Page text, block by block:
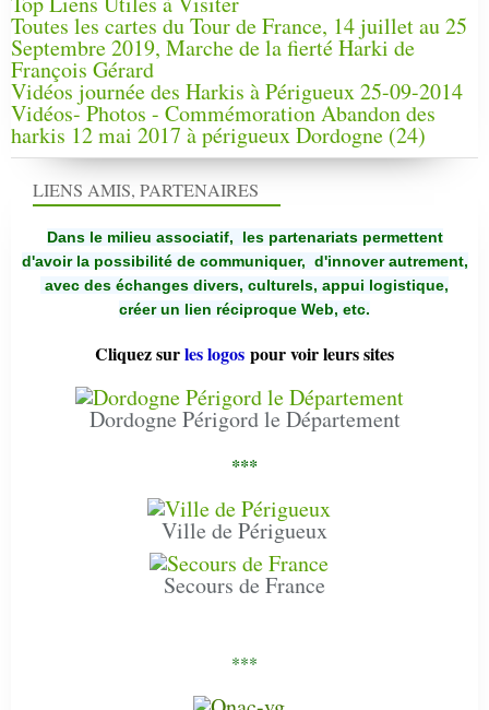
Toutes les cartes du Tour de France, 14 juillet au 25
Septembre 2019, Marche de la fierté Harki de
François Gérard
Vidéos journée des Harkis à Périgueux 25-09-2014
Vidéos- Photos - Commémoration Abandon des
harkis 12 mai 2017 à périgueux Dordogne (24)
LIENS AMIS, PARTENAIRES
Dans le milieu associatif, les partenariats permettent
d'avoir la possibilité de communiquer, d'innover autrement,
avec des échanges divers, culturels, appui logistique,
créer un lien réciproque Web, etc.
Cliquez surles logos pour voir leurs sites
Dordogne Périgord le Département
***
Ville de Périgueux
Secours de France
***